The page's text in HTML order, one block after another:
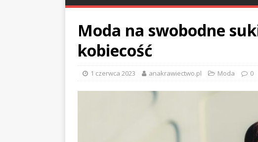
Moda na swobodne
kobiecość
1 czerwca 2023 anakrawiectwo.pl Moda 0